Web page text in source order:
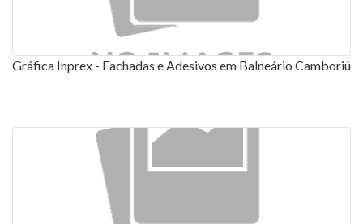
Gráfica Inprex - Fachadas e Adesivos em Balneário Camboriú